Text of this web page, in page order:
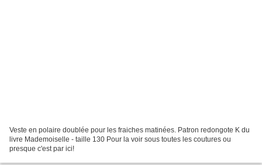
Veste en polaire doublée pour les fraiches matinées. Patron redongote K du
livre Mademoiselle - taille 130 Pour la voir sous toutes les coutures ou
presque c'est par ici!